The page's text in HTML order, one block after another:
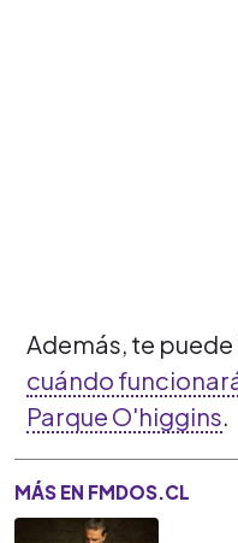
Además, te
cuándo
Parque O'higgins.
MÁS EN FMDOS.CL